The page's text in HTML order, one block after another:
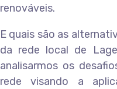
renováveis.
E quais são as
da rede local de
analisarmos os
rede visando a